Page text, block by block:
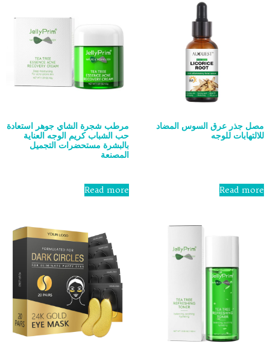
مصل جذر عرق السوس المضاد
للالتهابات للوجه
5
Read more
مرطب شجرة الشاي جوهر استعادة
حب الشباب كريم الوجه العناية
بالبشرة مستحضرات التجميل
المصنعة
out
Read more